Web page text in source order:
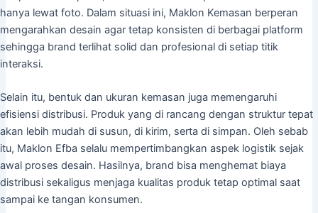
hanya lewat foto. Dalam situasi ini, Maklon Kemasan berperan
mengarahkan desain agar tetap konsisten di berbagai platform
sehingga brand terlihat solid dan profesional di setiap titik
interaksi.
Selain itu, bentuk dan ukuran kemasan juga memengaruhi
efisiensi distribusi. Produk yang di rancang dengan struktur tepat
akan lebih mudah di susun, di kirim, serta di simpan. Oleh sebab
itu, Maklon Efba selalu mempertimbangkan aspek logistik sejak
awal proses desain. Hasilnya, brand bisa menghemat biaya
distribusi sekaligus menjaga kualitas produk tetap optimal saat
sampai ke tangan konsumen.